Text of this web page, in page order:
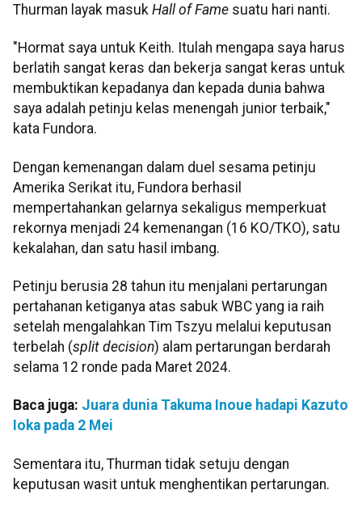
Thurman layak masuk Hall of Fame suatu hari nanti.
"Hormat saya untuk Keith. Itulah mengapa saya harus
berlatih sangat keras dan bekerja sangat keras untuk
membuktikan kepadanya dan kepada dunia bahwa
saya adalah petinju kelas menengah junior terbaik,"
kata Fundora.
Dengan kemenangan dalam duel sesama petinju
Amerika Serikat itu, Fundora berhasil
mempertahankan gelarnya sekaligus memperkuat
rekornya menjadi 24 kemenangan (16 KO/TKO), satu
kekalahan, dan satu hasil imbang.
Petinju berusia 28 tahun itu menjalani pertarungan
pertahanan ketiganya atas sabuk WBC yang ia raih
setelah mengalahkan Tim Tszyu melalui keputusan
terbelah (split decision) alam pertarungan berdarah
selama 12 ronde pada Maret 2024.
Baca juga: Juara dunia Takuma Inoue hadapi Kazuto
Ioka pada 2 Mei
Sementara itu, Thurman tidak setuju dengan
keputusan wasit untuk menghentikan pertarungan.